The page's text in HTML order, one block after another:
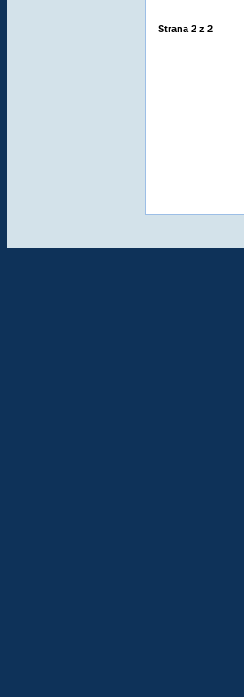
Strana 2 z 2